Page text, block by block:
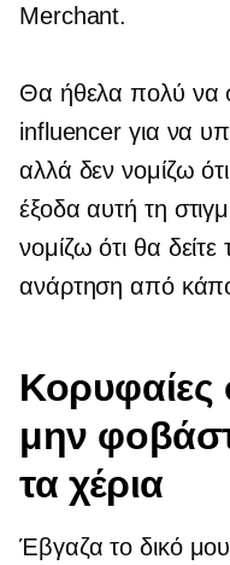
Merchant.
Θα ήθελα πολύ να
influencer για να
αλλά δεν νομίζω
έξοδα αυτή τη
νομίζω ότι θα
ανάρτηση από
μην
τα χέρια
Έβγαζα το δικό